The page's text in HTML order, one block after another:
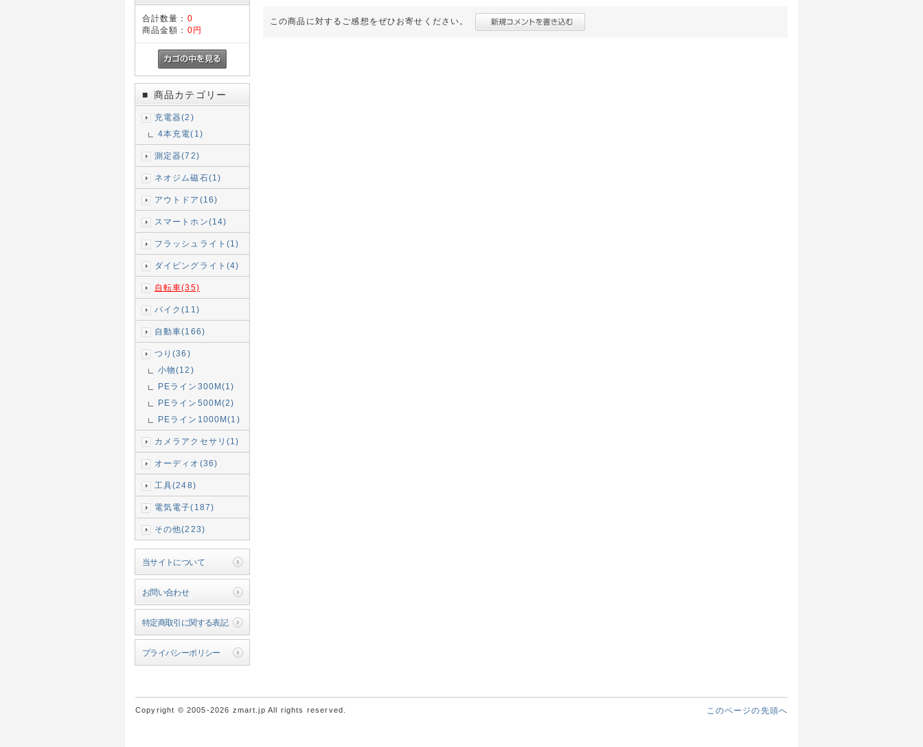
合計数量： 0
商品金額： 0円
■ 商品カテゴリー
充電器(2)
4本充電(1)
測定器(72)
ネオジム磁石(1)
アウトドア(16)
スマートホン(14)
フラッシュライト(1)
ダイビングライト(4)
自転車(35)
バイク(11)
自動車(166)
つり(36)
小物(12)
PEライン300M(1)
PEライン500M(2)
PEライン1000M(1)
カメラアクセサリ(1)
オーディオ(36)
工具(248)
電気電子(187)
その他(223)
当サイトについて
お問い合わせ
特定商取引に関する表記
プライバシーポリシー
この商品に対するご感想をぜひお寄せください。
このページの先頭へ
Copyright © 2005-2026 zmart.jp All rights reserved.